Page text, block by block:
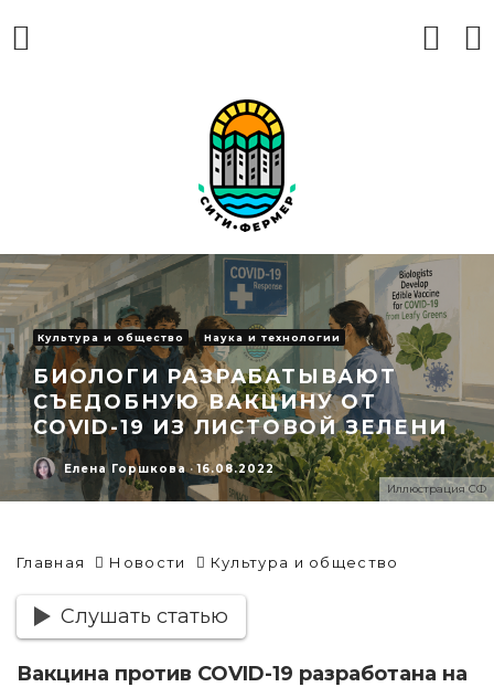
Иллюстрация СФ
Культура и общество Наука и технологии
БИОЛОГИ РАЗРАБАТЫВАЮТ
СЪЕДОБНУЮ ВАКЦИНУ ОТ
COVID-19 ИЗ ЛИСТОВОЙ ЗЕЛЕНИ
Елена Горшкова · 16.08.2022
Главная Новости Культура и общество
Слушать статью
Вакцина против COVID-19 разработана на